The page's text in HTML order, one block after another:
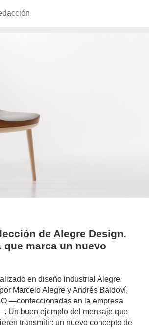
www.experimenta.es/author/redaccion/
de Alegre Design.
que marca un nuevo
en diseño industrial Alegre
Marcelo Alegre y Andrés Baldoví,
—confeccionadas en la empresa
Un buen ejemplo del mensaje que
transmitir: un nuevo concepto de